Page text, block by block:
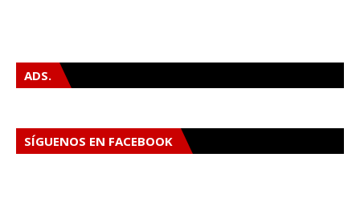
ADS.
SÍGUENOS EN FACEBOOK